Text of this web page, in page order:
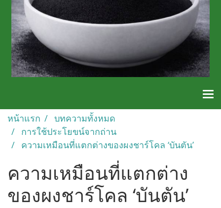
หน้าแรก
บทความทั้งหมด
การใช้ประโยขน์จากถ่าน
ความเหมือนที่แตกต่างของผงชาร์โคล ‘บันตัน’
ความเหมือนที่แตกต่าง
ของผงชาร์โคล ‘บันตัน’